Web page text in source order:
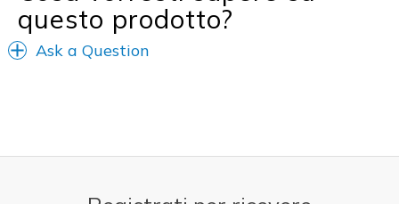
questo prodotto?
Ask a Question